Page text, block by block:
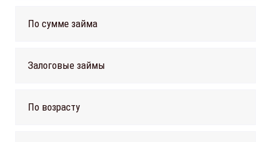
По сумме займа
Залоговые займы
По возрасту